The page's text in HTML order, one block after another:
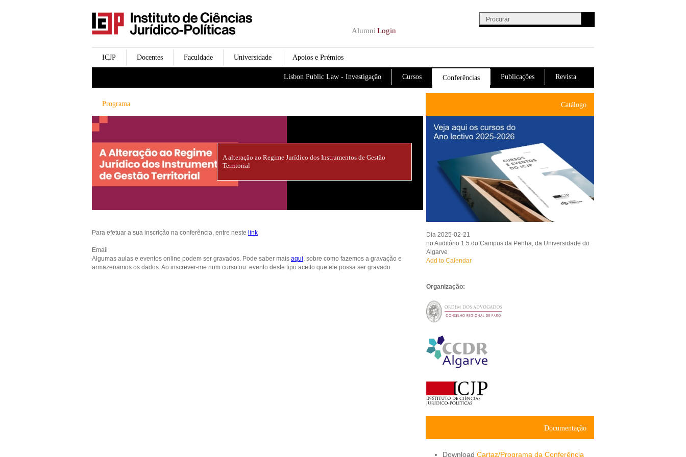
icjp
Alumni Login
Formulário de procura
menu-institucional Apoios e Prémios
Universidade
Faculdade
Docentes
ICJP
Revista
Publicações
Conferências
Cursos
Lisbon Public Law - Investigação
Programa
A alteração ao Regime Jurídico dos Instrumentos de Gestão
Territorial
Para efetuar a sua inscrição na conferência, entre neste link
Email
Algumas aulas e eventos online podem ser gravados. Pode saber mais aqui , sobre como fazemos a gravação e
armazenamos os dados. Ao inscrever-me num curso ou evento deste tipo aceito que ele possa ser gravado.
Catálogo
Dia 2025-02-21
no Auditório 1.5 do Campus da Penha, da Universidade do
Algarve
Add to Calendar
Organização:
Documentação
Cartaz/Programa da Conferência